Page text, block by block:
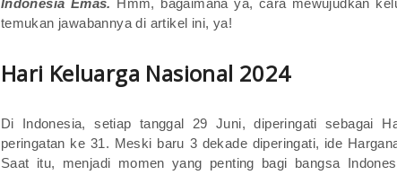
Indonesia Emas.
Hmm, bagaimana ya, cara mewujudkan
temukan jawabannya di artikel ini, ya!
Hari Keluarga Nasional 2024
Di Indonesia, setiap tanggal 29 Juni, diperingati sebagai
peringatan ke 31. Meski baru 3 dekade diperingati, ide
Saat itu, menjadi momen yang penting bagi bangsa